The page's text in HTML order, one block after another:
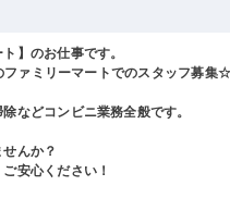
】のお仕事です。
ァミリーマートでのスタッフ募集
などコンビニ業務全般です。
んか？
安心ください！